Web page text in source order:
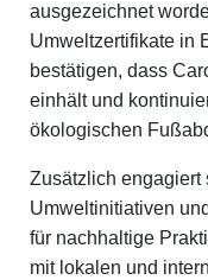
ausgezeichnet
Umweltzertifikate in
bestätigen, dass
einhält und
ökologischen
Zusätzlich engagiert
Umweltinitiativen
für nachhaltige
mit lokalen und